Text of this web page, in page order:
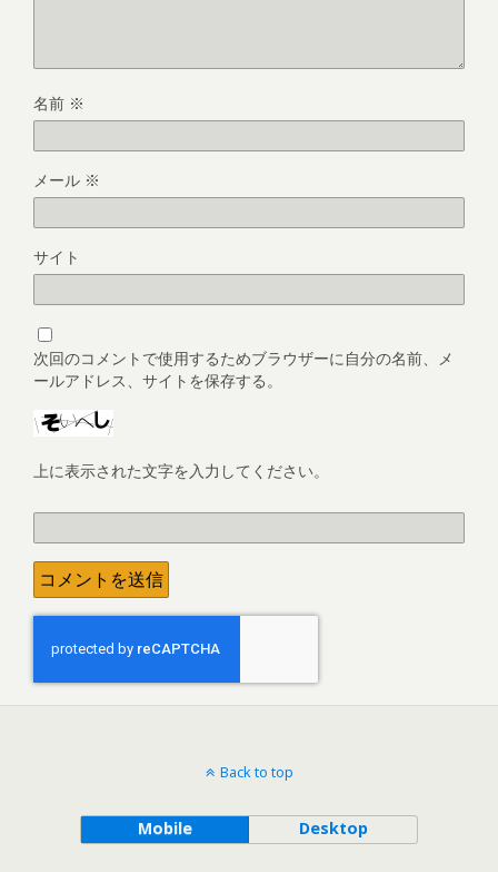
名前 ※
メール ※
サイト
次回のコメントで使用するためブラウザーに自分の名前、メ
ールアドレス、サイトを保存する。
上に表示された文字を入力してください。
Back to top
Mobile Desktop